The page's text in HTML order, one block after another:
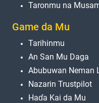
Taronmu na
Game da Mu
Tarihinmu
An San Mu Daga
Abubuwan Neman
Nazarin Trustpilot
Haɗa Kai da Mu